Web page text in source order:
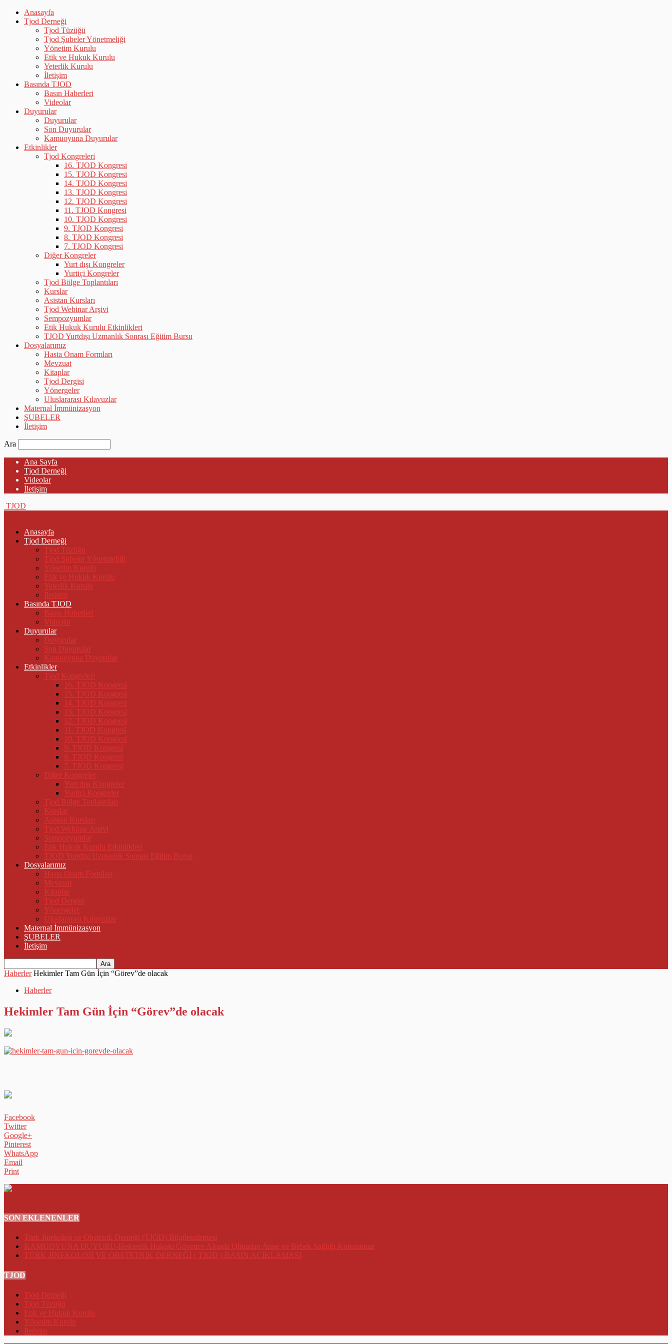
Anasayfa
Tjod Derneği
Tjod Tüzüğü
Tjod Şubeler Yönetmeliği
Yönetim Kurulu
Etik ve Hukuk Kurulu
Yeterlik Kurulu
İletişim
Basında TJOD
Basın Haberleri
Videolar
Duyurular
Duyurular
Son Duyurular
Kamuoyuna Duyurular
Etkinlikler
Tjod Kongreleri
16. TJOD Kongresi
15. TJOD Kongresi
14. TJOD Kongresi
13. TJOD Kongresi
12. TJOD Kongresi
11. TJOD Kongresi
10. TJOD Kongresi
9. TJOD Kongresi
8. TJOD Kongresi
7. TJOD Kongresi
Diğer Kongreler
Yurt dışı Kongreler
Yurtiçi Kongreler
Tjod Bölge Toplantıları
Kurslar
Asistan Kursları
Tjod Webinar Arşivi
Sempozyumlar
Etik Hukuk Kurulu Etkinlikleri
TJOD Yurtdışı Uzmanlık Sonrası Eğitim Bursu
Dosyalarımız
Hasta Onam Formları
Mevzuat
Kitaplar
Tjod Dergisi
Yönergeler
Uluslararası Kılavuzlar
Maternal İmmünizasyon
ŞUBELER
İletişim
Ara
Ana Sayfa
Tjod Derneği
Videolar
İletişim
TJOD
Anasayfa
Tjod Derneği
Tjod Tüzüğü
Tjod Şubeler Yönetmeliği
Yönetim Kurulu
Etik ve Hukuk Kurulu
Yeterlik Kurulu
İletişim
Basında TJOD
Basın Haberleri
Videolar
Duyurular
Duyurular
Son Duyurular
Kamuoyuna Duyurular
Etkinlikler
Tjod Kongreleri
16. TJOD Kongresi
15. TJOD Kongresi
14. TJOD Kongresi
13. TJOD Kongresi
12. TJOD Kongresi
11. TJOD Kongresi
10. TJOD Kongresi
9. TJOD Kongresi
8. TJOD Kongresi
7. TJOD Kongresi
Diğer Kongreler
Yurt dışı Kongreler
Yurtiçi Kongreler
Tjod Bölge Toplantıları
Kurslar
Asistan Kursları
Tjod Webinar Arşivi
Sempozyumlar
Etik Hukuk Kurulu Etkinlikleri
TJOD Yurtdışı Uzmanlık Sonrası Eğitim Bursu
Dosyalarımız
Hasta Onam Formları
Mevzuat
Kitaplar
Tjod Dergisi
Yönergeler
Uluslararası Kılavuzlar
Maternal İmmünizasyon
ŞUBELER
İletişim
Haberler Hekimler Tam Gün İçin “Görev”de olacak
Haberler
Hekimler Tam Gün İçin “Görev”de olacak
Facebook
Twitter
Google+
Pinterest
WhatsApp
Email
Print
SON EKLENENLER
Türk Jinekoloji ve Obstetrik Derneği (TJOD) Bilgilendirmesi
KAMUOYUNA DUYURU-Hekimlik Hukuki Güvence Altında Olmadan Anne ve Bebek Sağlığı Korunamaz
TÜRK JİNEKOLOJİ VE OBSTETRİK DERNEĞİ ( TJOD ) BASIN AÇIKLAMASI
TJOD
Tjod Derneği
Tjod Tüzüğü
Etik ve Hukuk Kurulu
Yönetim Kurulu
İletişim